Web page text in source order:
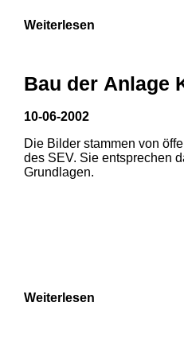
Weiterlesen
Bau der Anlage
10-06-2002
Die Bilder stammen von
des SEV. Sie entsprechen
Grundlagen.
Weiterlesen